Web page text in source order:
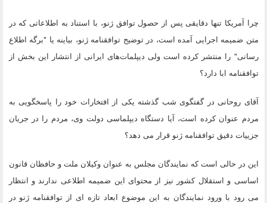
چرا آمریکا تنها دقایقی پس از حصول توافق ژنو، با استناد به اطلاعاتی که در
متن ضمیمه اجرایی آمده است، در توضیح توافقنامه ژنو، بیاینه یا "برگه اطلاع
رسانی" را منتشر کرده است ولی دیپلمات‌های ایرانی از انتشار این بخش از
توافقنامه ابا دارد؟
آقای روحانی در گفتگوی شب گذشته یکی از افتخارات خود را پاسخگویی به
مردم عنوان کرده است، آیا دستگاه دیپلماسی دولت وی، مردم را در جریان
جزییات دقیق توافقنامه ژنو قرار می دهد؟
این در حالی است که نمایندگان مجلس به عنوان وکیلان ملت و حافظان قانون
اساسی و استقلال کشور نیز از محتوای این ضمیمه اطلاعی ندارند و انتظار
می رود با ورود نمایندگان به این موضوع ابعاد تازه ای از توافقنامه ژنو در